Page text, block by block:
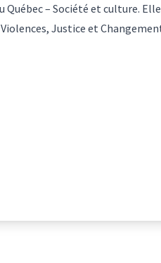
– Société et culture.
Justice et